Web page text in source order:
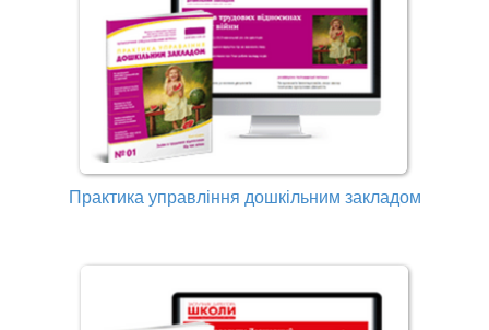
Практика управління дошкільним закладом